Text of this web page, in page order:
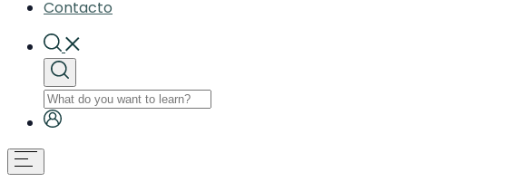
Contacto